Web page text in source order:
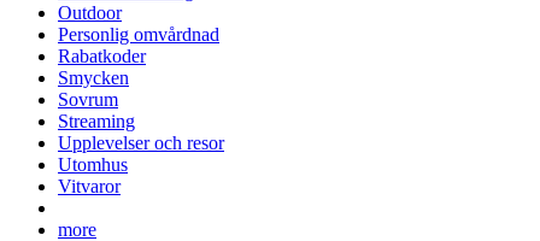
Outdoor
Personlig omvårdnad
Rabatkoder
Smycken
Sovrum
Streaming
Upplevelser och resor
Utomhus
Vitvaror
more